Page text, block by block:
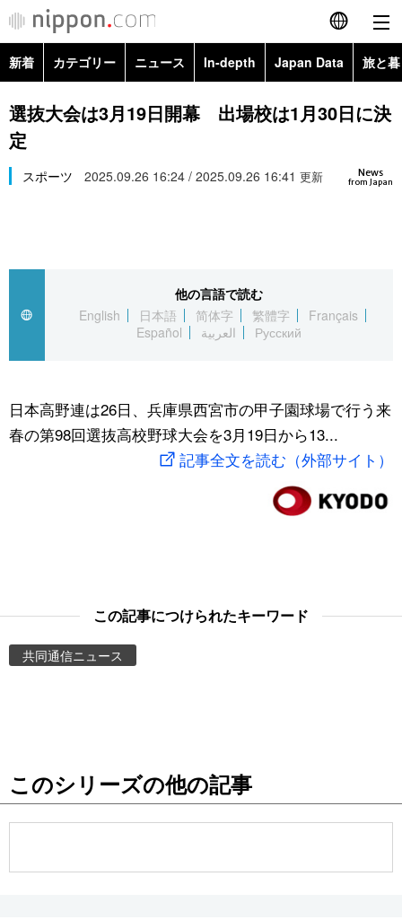
English
简体字
Русский
カテゴリー
経済・ビジネス
国際
文化
トップ
アーカイブ
In-depth
Japan Data
動画/Live
お知らせ
新着 カテゴリー ニュース In-depth Japan Data 旅と
政治・外交
経済・ビジネス
スポーツ・東京2020
Topics
選抜大会は3月19日開幕 出場校は1月30日に決
定
News
from Japan
スポーツ 2025.09.26 16:24 / 2025.09.26 16:41 更新
他の言語で読む
English
日本語 简体字 繁體字
Français
Español
العربية Русский
日本高野連は26日、兵庫県西宮市の甲子園球場で行う来
春の第98回選抜高校野球大会を3月19日から13...
記事全文を読む（外部サイト）
この記事につけられたキーワード
共同通信ニュース
このシリーズの他の記事